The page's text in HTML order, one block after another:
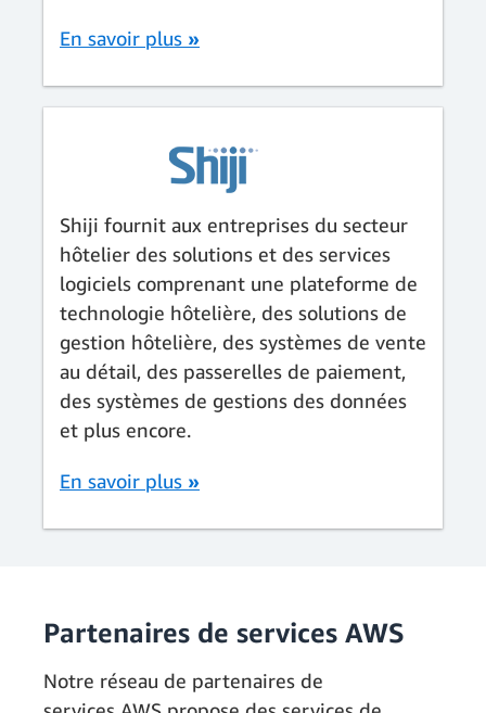
En savoir plus »
Shiji fournit aux entreprises du secteur
hôtelier des solutions et des services
logiciels comprenant une plateforme de
technologie hôtelière, des solutions de
gestion hôtelière, des systèmes de vente
au détail, des passerelles de paiement,
des systèmes de gestions des données
et plus encore.
En savoir plus »
Partenaires de services AWS
Notre réseau de partenaires de